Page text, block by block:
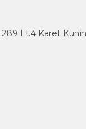
Lt.4 Karet